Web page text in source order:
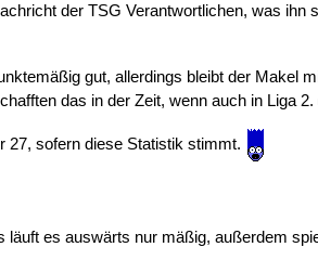
der TSG Verantwortlichen, was ihn
gut, allerdings bleibt der Makel
das in der Zeit, wenn auch in Liga 2.
27, sofern diese Statistik stimmt.
es auswärts nur mäßig, außerdem